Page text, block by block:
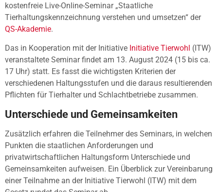
kostenfreie Live-Online-Seminar „Staatliche
Tierhaltungskennzeichnung verstehen und umsetzen“ der
QS-Akademie.
Das in Kooperation mit der Initiative Initiative Tierwohl (ITW)
veranstaltete Seminar findet am 13. August 2024 (15 bis ca.
17 Uhr) statt. Es fasst die wichtigsten Kriterien der
verschiedenen Haltungsstufen und die daraus resultierenden
Pflichten für Tierhalter und Schlachtbetriebe zusammen.
Unterschiede und Gemeinsamkeiten
Zusätzlich erfahren die Teilnehmer des Seminars, in welchen
Punkten die staatlichen Anforderungen und
privatwirtschaftlichen Haltungsform Unterschiede und
Gemeinsamkeiten aufweisen. Ein Überblick zur Vereinbarung
einer Teilnahme an der Initiative Tierwohl (ITW) mit dem